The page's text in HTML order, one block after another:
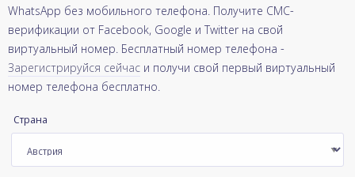
WhatsApp без мобильного телефона. Получите СМС-
верификации от Facebook, Google и Twitter на свой
виртуальный номер. Бесплатный номер телефона -
Зарегистрируйся сейчас и получи свой первый виртуальный
номер телефона бесплатно.
Страна